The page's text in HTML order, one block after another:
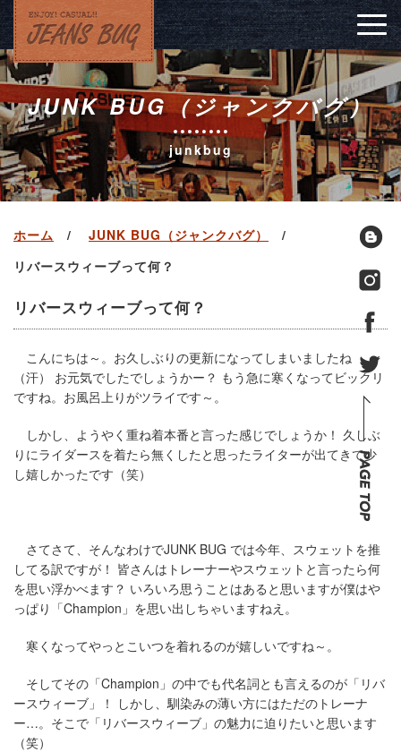
JUNK BUG（ジャンクバグ）
junkbug
ホーム
JUNK BUG（ジャンクバグ）
リバースウィーブって何？
リバースウィーブって何？
こんにちは～。お久しぶりの更新になってしまいましたね
（汗） お元気でしたでしょうかー？ もう急に寒くなってビックリ
ですね。お風呂上りがツライです～。
しかし、ようやく重ね着本番と言った感じでしょうか！ 久しぶ
りにライダースを着たら無くしたと思ったライターが出てきて少
し嬉しかったです（笑）
さてさて、そんなわけでJUNK BUG では今年、スウェットを推
してる訳ですが！ 皆さんはトレーナーやスウェットと言ったら何
を思い浮かべます？ いろいろ思うことはあると思いますが僕はや
っぱり「Champion」を思い出しちゃいますねえ。
寒くなってやっとこいつを着れるのが嬉しいですね～。
そしてその「Champion」の中でも代名詞とも言えるのが「リバ
ースウィーブ」！ しかし、馴染みの薄い方にはただのトレーナ
ー…。そこで「リバースウィーブ」の魅力に迫りたいと思います
（笑）